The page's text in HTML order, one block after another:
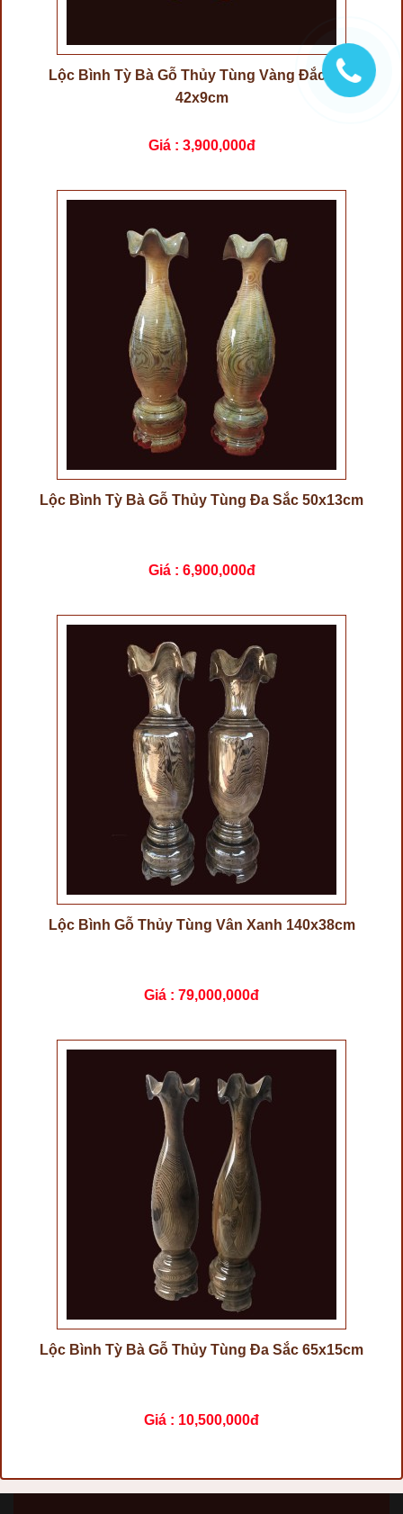
Lộc Bình Tỳ Bà Gỗ Thủy Tùng Vàng Đắc Lắc
42x9cm
Giá : 3,900,000đ
Lộc Bình Tỳ Bà Gỗ Thủy Tùng Đa Sắc 50x13cm
Giá : 6,900,000đ
Lộc Bình Gỗ Thủy Tùng Vân Xanh 140x38cm
Giá : 79,000,000đ
Lộc Bình Tỳ Bà Gỗ Thủy Tùng Đa Sắc 65x15cm
Giá : 10,500,000đ